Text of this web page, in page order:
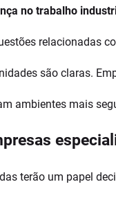
no trabalho
relacionadas
são claras.
ambientes mais
terão um papel